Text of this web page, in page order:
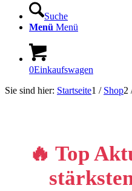
Suche
Menü Menü
0Einkaufswagen
Sie sind hier: Startseite1 / Shop2
🔥 Top